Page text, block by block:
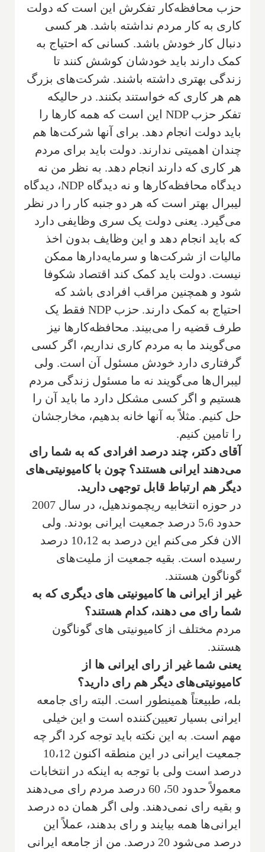
حزب محافظه‌کار تفکرش این است که دولت
کاری به کار مردم نداشته باشد. هر کسی
دنبال کار خودش باشد. کسانی که احتیاج به
کمک دارند باید خودشان کوشش کنند تا
زندگی بهتری داشته باشند. شرکت‌های بزرگ
هم هر کاری که خواستند بکنند. در حالیکه
تفکر حزب‌ NDP این است که همه کارها را
باید دولت انجام دهد. برای آنها شرکت‌ها هم
چندان اهمیتی ندارند. دولت باید برای مردم
هر کاری که دارند انجام دهد‌. به نظر من نه
دیدگاه محافظه‌کارها و نه دیدگاه NDP، دیدگاه
لیبرال بهتر است که هر دو جنبه کار را در نظر
می‌گیرد. یعنی دولت یک سری وظایفی دارد
که باید انجام دهد و این وظایف بدون اخذ
مالیات از شرکت‌ها و سرمایه‌دارها ممکن
نیست. دولت باید کمک کند اقتصاد شکوفا
شود و همچنین مراقب افرادی باشد که
احتیاج به کمک دارند. حزب NDP فقط یک
طرف قضیه را می‌بیند. محافظه‌کارها نیز
می‌گویند ما به مردم کاری نداریم، اگر کسی
گرفتاری دارد خودش مسئول آن است. ولی
لیبرال‌ها می‌گویند نه ما مسئول زندگی مردم
هستیم و اگر کسی مشکل دارد ما باید آن را
حل کنیم. مثلاً به آنها خانه بدهیم، مخارجشان
را تامین کنیم.
آقای دکتر، چند درصد افرادی که به شما رای
می‌دهند ایرانی هستند؟ چون با کامیونیتی‌های
دیگر هم ارتباط قابل توجهی دارید.
در حوزه انتخابیه ریچموند‌هیل، در سال 2007
حدود 5،6 درصد جمعیت ایرانی بودند. ولی
الان فکر می‌کنم این درصد به 10،12 درصد
رسیده است. بقیه جمعیت از ملیت‌های
گوناگون هستند.
غیر از ایرانی ها کامیونیتی های دیگری که به
شما رای می دهند، کدام هستند؟
مردم مختلف از کامیونیتی های گوناگون
هستند.
یعنی شما غیر از رای ایرانی ها از
کامیونیتی‌های دیگر هم رای دارید؟
بله، طبیعتاً همینطور است. البته رای جامعه
ایرانی بسیار تعیین‌کننده است و این خیلی
مهم است. به این نکته باید توجه کرد اگر چه
جمعیت ایرانی در این منطقه اکنون 10،12
درصد است ولی با توجه به اینکه در انتخابات
معمولاً حدود 50، 60 درصد مردم رای می‌دهند
و بقیه رای نمی‌دهند. ولی اگر همان ده درصد
ایرانی‌ها همه بیایند و رای بدهند، عملاً این
درصد می‌شود 20 درصد. من از جامعه ایرانی